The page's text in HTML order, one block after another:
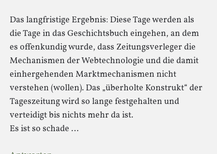
Das langfristige Ergebnis: Diese Tage werden als
die Tage in das Geschichtsbuch eingehen, an dem
es offenkundig wurde, dass Zeitungsverleger die
Mechanismen der Webtechnologie und die damit
einhergehenden Marktmechanismen nicht
verstehen (wollen). Das „überholte Konstrukt“ der
Tageszeitung wird so lange festgehalten und
verteidigt bis nichts mehr da ist.
Es ist so schade …